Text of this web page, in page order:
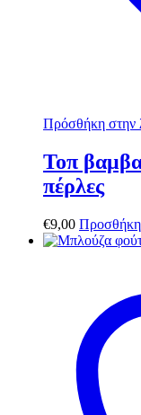
Πρόσθήκη στην
Τοπ
πέρλες
€9,00 Προσθήκη